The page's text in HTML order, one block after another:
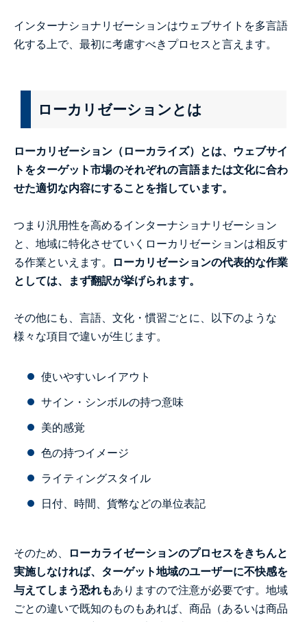
インターナショナリゼーションはウェブサイトを多言語
化する上で、最初に考慮すべきプロセスと言えます。
ローカリゼーションとは
ローカリゼーション（ローカライズ）とは、ウェブサイ
トをターゲット市場のそれぞれの言語または文化に合わ
せた適切な内容にすることを指しています。
つまり汎用性を高めるインターナショナリゼーション
と、地域に特化させていくローカリゼーションは相反す
る作業といえます。
ローカリゼーションの代表的な作業
としては、まず翻訳が挙げられます。
その他にも、言語、文化・慣習ごとに、以下のような
様々な項目で違いが生じます。
使いやすいレイアウト
サイン・シンボルの持つ意味
美的感覚
色の持つイメージ
ライティングスタイル
日付、時間、貨幣などの単位表記
そのため、
ローカライゼーションのプロセスをきちんと
実施しなければ、ターゲット地域のユーザーに不快感を
与えてしまう恐れもありますので注意が必要です。地域
ごとの違いで既知のものもあれば、商品（あるいは商品